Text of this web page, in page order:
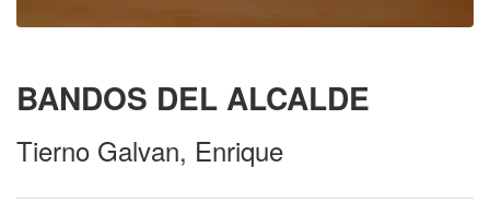
BANDOS DEL ALCALDE
Tierno Galvan, Enrique